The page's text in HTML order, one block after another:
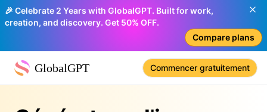
🎉 Celebrate 2 Years with GlobalGPT. Built for work,
creation, and discovery. Get 50% OFF.
Compare plans
GlobalGPT Commencer gratuitement